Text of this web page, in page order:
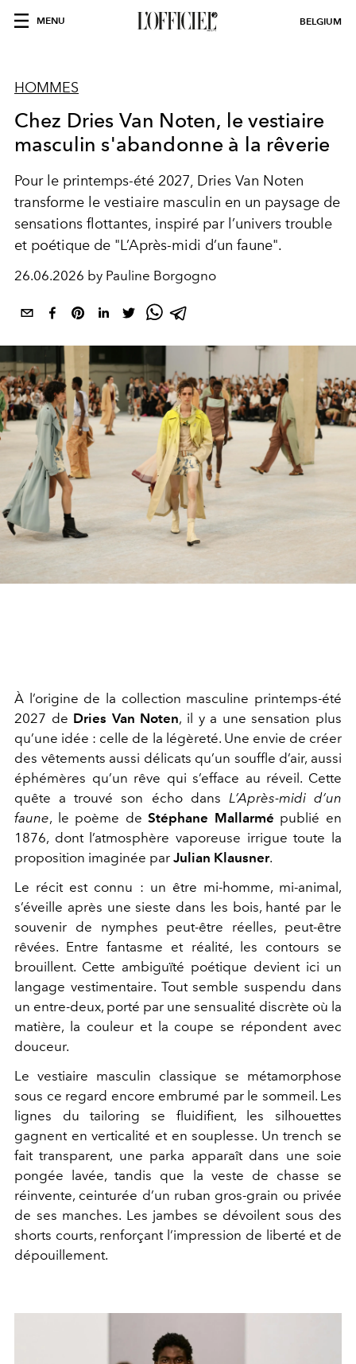
MENU BELGIUM
HOMMES
Chez Dries Van Noten, le vestiaire
masculin s'abandonne à la rêverie
Pour le printemps-été 2027, Dries Van Noten
transforme le vestiaire masculin en un paysage de
sensations flottantes, inspiré par l’univers trouble
et poétique de "L’Après-midi d’un faune".
26.06.2026 by Pauline Borgogno
À l’origine de la collection masculine printemps-été
2027 de Dries Van Noten, il y a une sensation plus
qu’une idée : celle de la légèreté. Une envie de créer
des vêtements aussi délicats qu’un souffle d’air, aussi
éphémères qu’un rêve qui s’efface au réveil. Cette
quête a trouvé son écho dans L’Après-midi d’un
faune, le poème deStéphane Mallarmé publié en
1876, dont l’atmosphère vaporeuse irrigue toute la
proposition imaginée par Julian Klausner.
Le récit est connu : un être mi-homme, mi-animal,
s’éveille après une sieste dans les bois, hanté par le
souvenir de nymphes peut-être réelles, peut-être
rêvées. Entre fantasme et réalité, les contours se
brouillent. Cette ambiguïté poétique devient ici un
langage vestimentaire. Tout semble suspendu dans
un entre-deux, porté par une sensualité discrète où la
matière, la couleur et la coupe se répondent avec
douceur.
Le vestiaire masculin classique se métamorphose
sous ce regard encore embrumé par le sommeil. Les
lignes du tailoring se fluidifient, les silhouettes
gagnent en verticalité et en souplesse. Un trench se
fait transparent, une parka apparaît dans une soie
pongée lavée, tandis que la veste de chasse se
réinvente, ceinturée d’un ruban gros-grain ou privée
de ses manches. Les jambes se dévoilent sous des
shorts courts, renforçant l’impression de liberté et de
dépouillement.